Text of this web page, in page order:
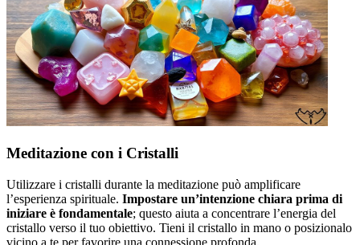
Meditazione con i Cristalli
Utilizzare i cristalli durante la meditazione può amplificare
l’esperienza spirituale. Impostare un’intenzione chiara prima di
iniziare è fondamentale; questo aiuta a concentrare l’energia del
cristallo verso il tuo obiettivo. Tieni il cristallo in mano o posizionalo
vicino a te per favorire una connessione profonda.